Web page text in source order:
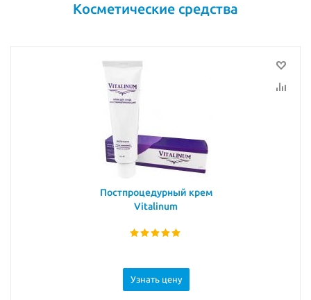
Косметические средства
Постпроцедурный крем
Vitalinum
Узнать цену